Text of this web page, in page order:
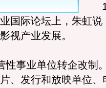
19
国际论坛上，朱虹说
视产业发展。
事业单位转企改制
、发行和放映单位、